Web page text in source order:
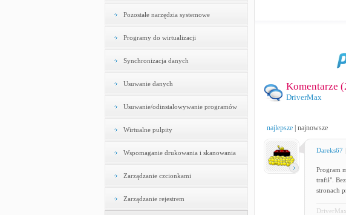
Pozostałe narzędzia systemowe
Programy do wirtualizacji
Synchronizacja danych
Usuwanie danych
Usuwanie/odinstalowywanie programów
Wirtualne pulpity
Wspomaganie drukowania i skanowania
Zarządzanie czcionkami
Zarządzanie rejestrem
Komentarze (
DriverMax
najlepsze| najnowsze
Dareks67
Program
trafił".
stronach